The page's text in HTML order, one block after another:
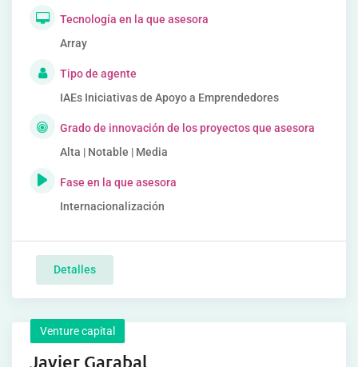
Tecnología en la que asesora
Array
Tipo de agente
IAEs Iniciativas de Apoyo a Emprendedores
Grado de innovación de los proyectos que asesora
Alta | Notable | Media
Fase en la que asesora
Internacionalización
Detalles
Venture capital
Javier Garabal